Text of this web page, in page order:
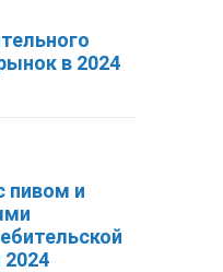
в 2024
пивом и
2024